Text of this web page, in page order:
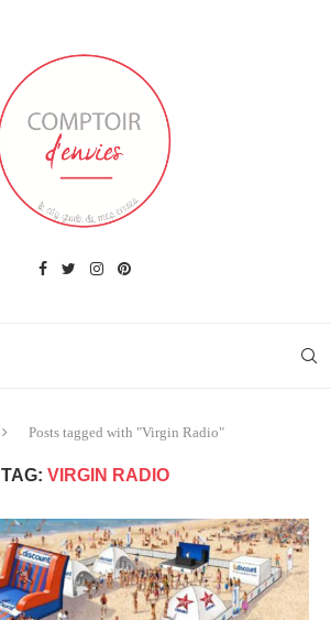
Posts tagged with "Virgin Radio"
TAG: VIRGIN RADIO